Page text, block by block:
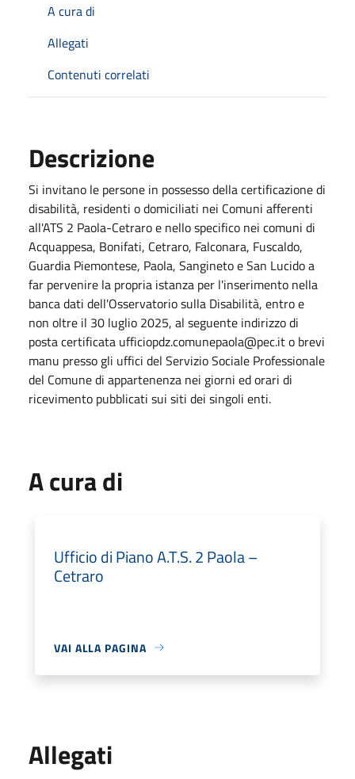
A cura di
Allegati
Contenuti correlati
Descrizione
Si invitano le persone in possesso della certificazione di
disabilità, residenti o domiciliati nei Comuni afferenti
all'ATS 2 Paola-Cetraro e nello specifico nei comuni di
Acquappesa, Bonifati, Cetraro, Falconara, Fuscaldo,
Guardia Piemontese, Paola, Sangineto e San Lucido a
far pervenire la propria istanza per l'inserimento nella
banca dati dell'Osservatorio sulla Disabilità, entro e
non oltre il 30 luglio 2025, al seguente indirizzo di
posta certificata ufficiopdz.comunepaola@pec.it o brevi
manu presso gli uffici del Servizio Sociale Professionale
del Comune di appartenenza nei giorni ed orari di
ricevimento pubblicati sui siti dei singoli enti.
A cura di
Ufficio di Piano A.T.S. 2 Paola –
Cetraro
VAI ALLA PAGINA
Allegati